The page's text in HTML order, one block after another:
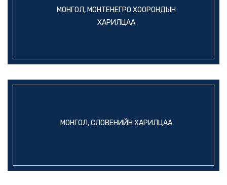
МОНГОЛ, МОНТЕНЕГРО ХООРОНДЫН
ХАРИЛЦАА
МОНГОЛ, СЛОВЕНИЙН ХАРИЛЦАА